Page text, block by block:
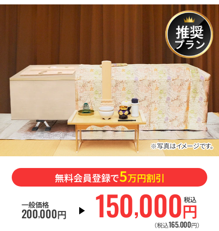
※写真はイメージです。
無料会員登録で5万円割引
一般価格
200,000円 150,000円
税込
（税込165,000円）